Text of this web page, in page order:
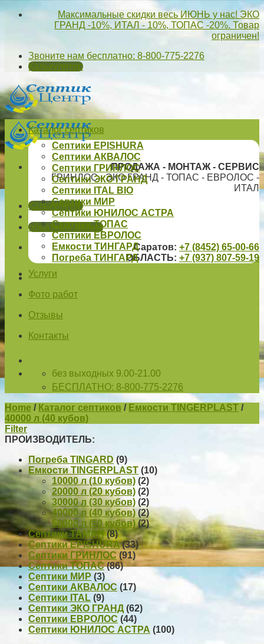
Skip
Максимальные скидки весь ИЮНЬ у нас! ЭКО
ГРАНД -10%, ИТАЛ - 10%, ТОПАС -20%. Товар
ограничен!
Звоните нам бесплатно: 8-800-775-2276
Калькулятор
ПРОДАЖА - МОНТАЖ - СЕРВИС
ГРИНЛОС - ЭКО ГРАНД - ТОПАС - ЕВРОЛОС -
ИТАЛ
Калькулятор
обратный звонок
Саратов: +7 (8452) 65-00-66
ОБЛАСТЬ: +7 (937) 807-59-19
Каталог септиков
Септики EPISHURA
Септики АКВАЛОС
Септики ГРИНЛОС
Септики ЭКО ГРАНД
Септики ITAL BIO
Септики МИР
Септики ЮНИЛОС АСТРА
Септики ТОПАС
Септики ЕВРОЛОС
Емкости ТИНГАРД
Погреба ТИНГАРД
Услуги
Фото работ
Отзывы
Контакты
без выходных 9.00-21.00
БЕСПЛАТНО: 8-800-775-2276
Home / Каталог септиков / Емкости TINGERPLAST /
40000 л (40 кубов)
Filter
ПРОИЗВОДИТЕЛЬ:
Погреба TINGARD (9)
Емкости TINGERPLAST (10)
10000 л (10 кубов) (2)
20000 л (20 кубов) (2)
30000 л (30 кубов) (2)
40000 л (40 кубов) (2)
50000 л (50 кубов) (2)
Септики ТАМАН (8)
Септики EPISHURA (33)
Септики ГРИНЛОС (91)
Септики ТОПАС (86)
Септики МИР (3)
Септики АКВАЛОС (17)
Септики ITAL (9)
Септики ЭКО ГРАНД (62)
Септики ЕВРОЛОС (44)
Септики ЮНИЛОС АСТРА (100)